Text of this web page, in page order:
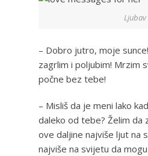
Ljubav
– Dobro jutro, moje
zagrlim i poljubim! Mrzim
počne bez tebe!
– Misliš da je meni lako
daleko od tebe? Želim da
ove daljine najviše ljut na
najviše na svijetu da